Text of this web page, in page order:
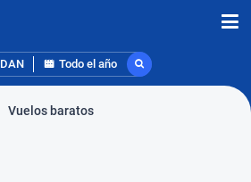
DAN Todo el año
Vuelos baratos